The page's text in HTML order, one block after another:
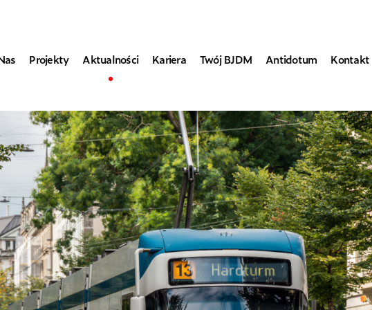
Projekty Aktualności Kariera Twój BJDM Antidotum Kontakt